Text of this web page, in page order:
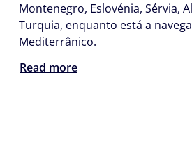
Montenegro, Eslovénia, Sérvia,
Turquia, enquanto está a
Mediterrânico.
Read more